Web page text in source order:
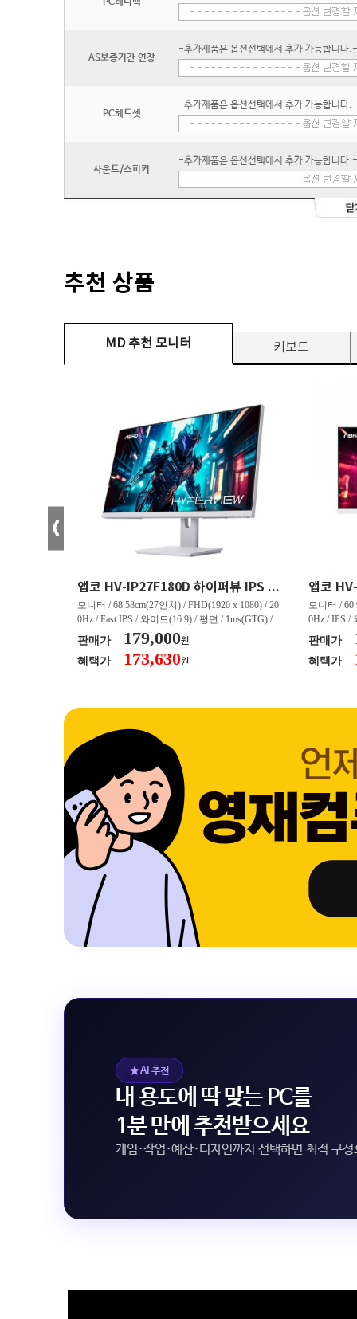
PC레디팩
AS보증기간 연장
-추가제품은 옵션선택에서 추가 가능합니다.-
PC헤드셋
-추가제품은 옵션선택에서 추가 가능합니다.-
사운드/스피커
-추가제품은 옵션선택에서 추가 가능합니다.-
추천 상품
MD 추천 모니터 키보드
앱코 HV-IP27F180D 하이퍼뷰 IPS FHD 200 HDR 무결점
모니터 / 68.58cm(27인치) / FHD(1920 x 1080) / 20
0Hz / Fast IPS / 와이드(16:9) / 평면 / 1ms(GTG) / 3
50nit / 1,000:1 / 헤드폰 아웃 / LED 조명 / 틸트(상
하) / 6kg / [색상영역] / sRGB:128% / Adobe RGB:8
5% / DCI-P3:91% / NTSC:90% / [게임특화] / 조준
판매가 179,000원
혜택가 173,630원
모니터 /
0Hz / IPS /
50nit /
하) / 4.9kg
80% / DCI-
판매가
혜택가
AI 추천
내 용도에 딱 맞는 PC를
1분 만에 추천받으세요
게임·작업·예산·디자인까지 선택하면 최적 구